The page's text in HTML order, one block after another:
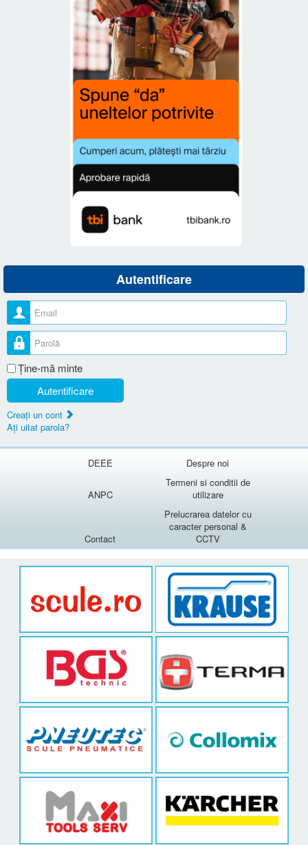
Autentificare
Nume utilizator
Parolă
Ţine-mă minte
Autentificare
Creaţi un cont
Aţi uitat parola?
DEEE Despre noi
ANPC
Termeni si conditii de
utilizare
Contact
Prelucrarea datelor cu
caracter personal &
CCTV